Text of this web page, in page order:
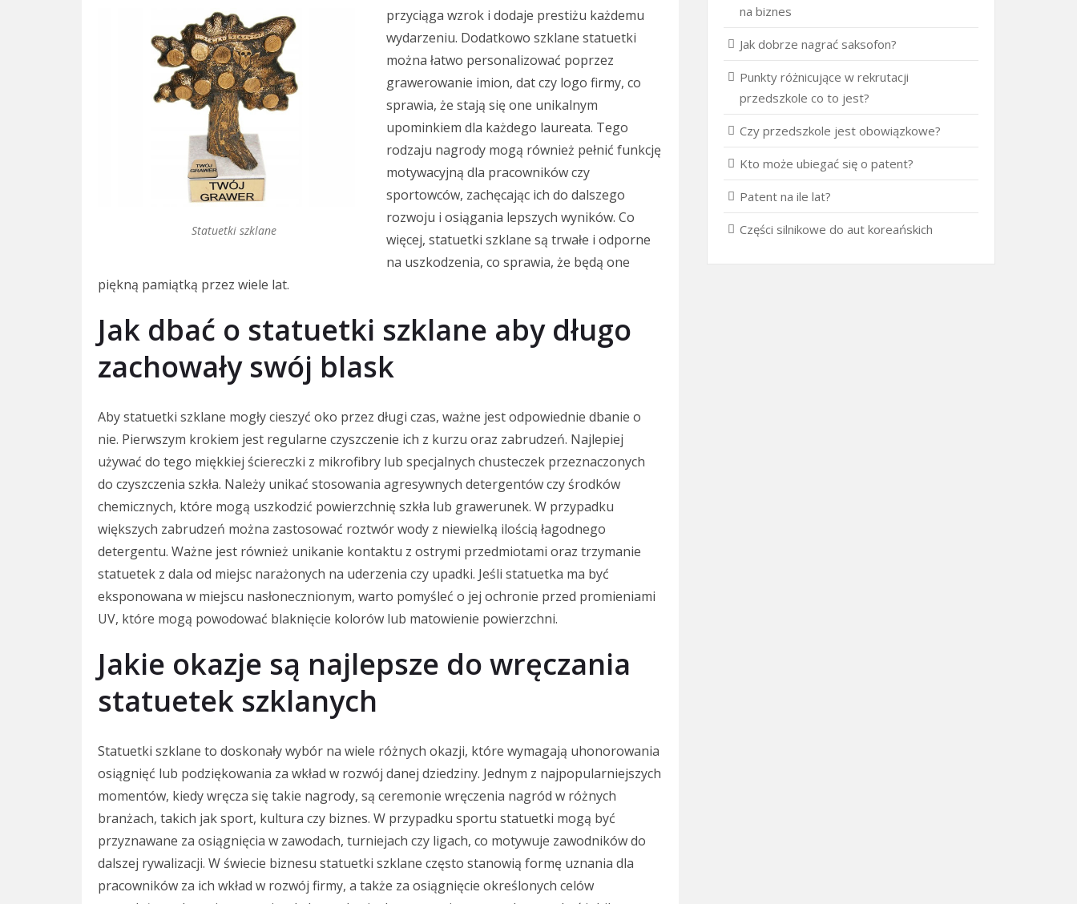
Statuetki szklane
przyciąga wzrok i dodaje prestiżu każdemu
wydarzeniu. Dodatkowo szklane statuetki
można łatwo personalizować poprzez
grawerowanie imion, dat czy logo firmy, co
sprawia, że stają się one unikalnym
upominkiem dla każdego laureata. Tego
rodzaju nagrody mogą również pełnić funkcję
motywacyjną dla pracowników czy
sportowców, zachęcając ich do dalszego
rozwoju i osiągania lepszych wyników. Co
więcej, statuetki szklane są trwałe i odporne
na uszkodzenia, co sprawia, że będą one
piękną pamiątką przez wiele lat.
Jak dbać o statuetki szklane aby długo
zachowały swój blask
Aby statuetki szklane mogły cieszyć oko przez długi czas, ważne jest odpowiednie dbanie o
nie. Pierwszym krokiem jest regularne czyszczenie ich z kurzu oraz zabrudzeń. Najlepiej
używać do tego miękkiej ściereczki z mikrofibry lub specjalnych chusteczek przeznaczonych
do czyszczenia szkła. Należy unikać stosowania agresywnych detergentów czy środków
chemicznych, które mogą uszkodzić powierzchnię szkła lub grawerunek. W przypadku
większych zabrudzeń można zastosować roztwór wody z niewielką ilością łagodnego
detergentu. Ważne jest również unikanie kontaktu z ostrymi przedmiotami oraz trzymanie
statuetek z dala od miejsc narażonych na uderzenia czy upadki. Jeśli statuetka ma być
eksponowana w miejscu nasłonecznionym, warto pomyśleć o jej ochronie przed promieniami
UV, które mogą powodować blaknięcie kolorów lub matowienie powierzchni.
Jakie okazje są najlepsze do wręczania
statuetek szklanych
Statuetki szklane to doskonały wybór na wiele różnych okazji, które wymagają uhonorowania
osiągnięć lub podziękowania za wkład w rozwój danej dziedziny. Jednym z najpopularniejszych
momentów, kiedy wręcza się takie nagrody, są ceremonie wręczenia nagród w różnych
branżach, takich jak sport, kultura czy biznes. W przypadku sportu statuetki mogą być
przyznawane za osiągnięcia w zawodach, turniejach czy ligach, co motywuje zawodników do
dalszej rywalizacji. W świecie biznesu statuetki szklane często stanowią formę uznania dla
pracowników za ich wkład w rozwój firmy, a także za osiągnięcie określonych celów
na biznes
Jak dobrze nagrać saksofon?
Punkty różnicujące w rekrutacji
przedszkole co to jest?
Czy przedszkole jest obowiązkowe?
Kto może ubiegać się o patent?
Patent na ile lat?
Części silnikowe do aut koreańskich